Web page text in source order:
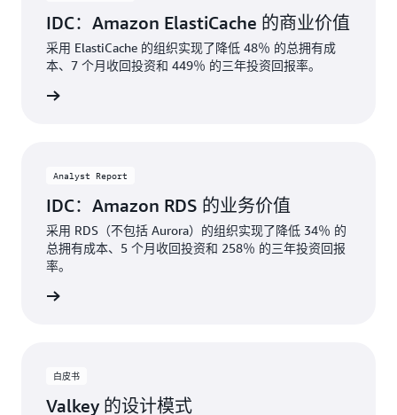
IDC：Amazon ElastiCache 的商业价值
采用 ElastiCache 的组织实现了降低 48％ 的总拥有成
本、7 个月收回投资和 449％ 的三年投资回报率。
Analyst Report
IDC：Amazon RDS 的业务价值
采用 RDS（不包括 Aurora）的组织实现了降低 34％ 的
总拥有成本、5 个月收回投资和 258％ 的三年投资回报
率。
白皮书
Valkey 的设计模式